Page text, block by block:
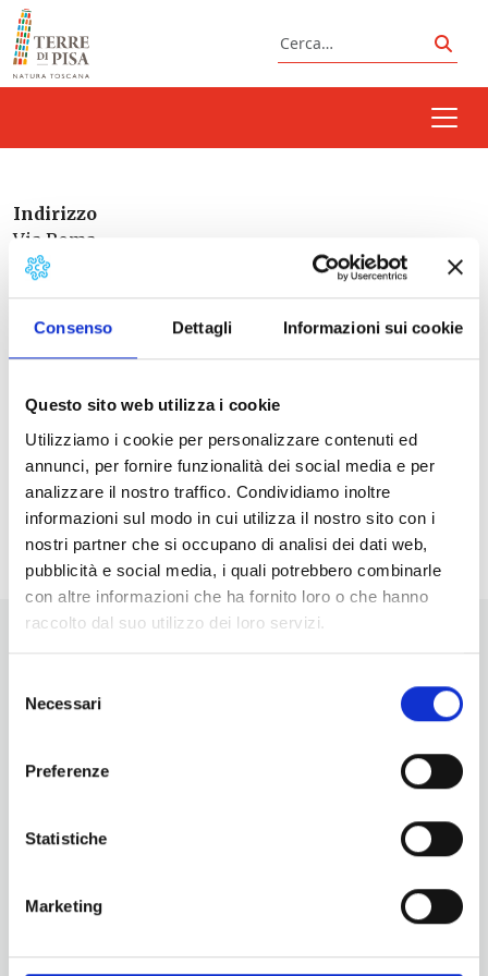
Consenso Dettagli Informazioni sui cookie
Questo sito web utilizza i cookie
Utilizziamo i cookie per personalizzare contenuti ed
annunci, per fornire funzionalità dei social media e per
analizzare il nostro traffico. Condividiamo inoltre
informazioni sul modo in cui utilizza il nostro sito con i
nostri partner che si occupano di analisi dei dati web,
pubblicità e social media, i quali potrebbero combinarle
con altre informazioni che ha fornito loro o che hanno
raccolto dal suo utilizzo dei loro servizi.
delNecessari
Preferenze
Statistiche
Marketing
Vai al contenuto
Cerca
Indirizzo
Via Roma
Calci
Pisa
Prossimi eventi
<li>Non ci sono eventi in questo luogo</li>
Vuoi aggiornamenti su cosa fare e cosa vedere nelle Terre
di Pisa?
Iscriviti alla nostra Newsletter!
Servizio Promozione e Sviluppo delle Imprese
turismo@tno.camcom.it